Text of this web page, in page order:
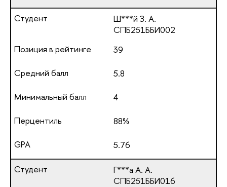
Ш***й З. А.
СПБ251ББИ002
39
5.8
4
88%
5.76
Г***а А. А.
СПБ251ББИ016